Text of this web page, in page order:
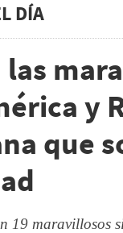
DÍA
las
y
que
19 maravillosos